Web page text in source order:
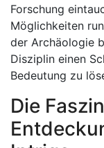
Forschung
Möglichkeiten
der Archäologie
Disziplin einen
Bedeutung zu
Die